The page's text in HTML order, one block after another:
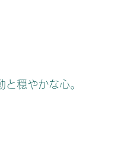
穏やかな心。